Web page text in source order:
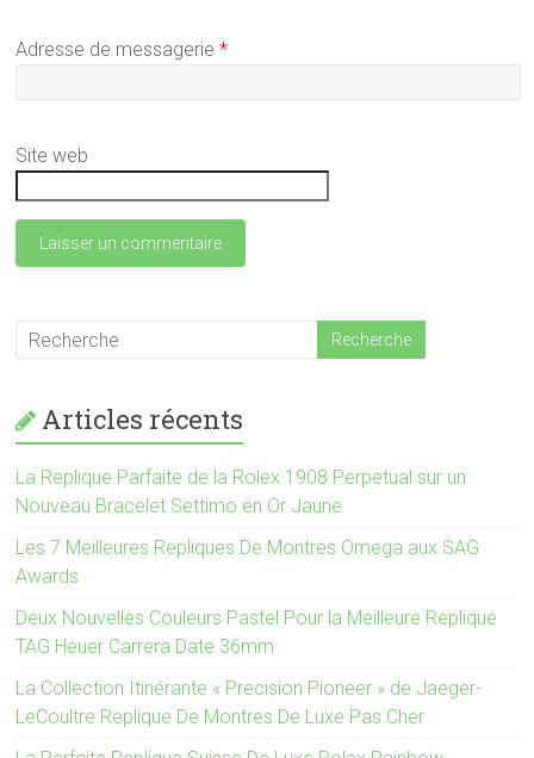
Adresse de messagerie*
Site web
Articles récents
La Replique Parfaite de la Rolex 1908 Perpetual sur un
Nouveau Bracelet Settimo en Or Jaune
Les 7 Meilleures Repliques De Montres Omega aux SAG
Awards
Deux Nouvelles Couleurs Pastel Pour la Meilleure Replique
TAG Heuer Carrera Date 36mm
La Collection Itinérante « Precision Pioneer » de Jaeger-
LeCoultre Replique De Montres De Luxe Pas Cher